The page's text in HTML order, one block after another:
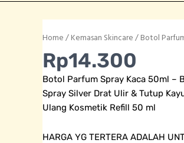
Home/Kemasan Skincare/Botol
Rp14.300
Botol Parfum Spray Kaca 50ml –
Spray Silver Drat Ulir & Tutup
Ulang Kosmetik Refill 50 ml
HARGA YG TERTERA ADALAH